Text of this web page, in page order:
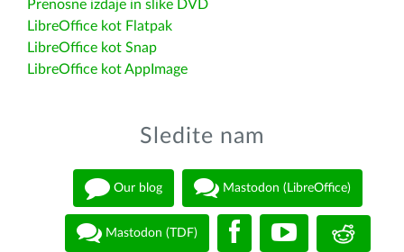
Prenosne izdaje in slike DVD
LibreOffice kot Flatpak
LibreOffice kot Snap
LibreOffice kot AppImage
Sledite nam
Our blog Mastodon (LibreOffice)
Mastodon (TDF)